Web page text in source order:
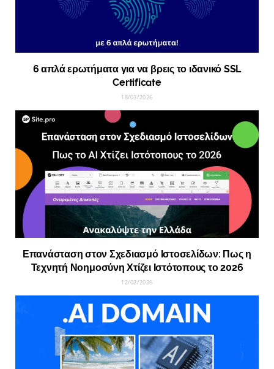
6 απλά ερωτήματα για να βρεις το ιδανικό SSL
Certificate
18/03/2026
Επανάσταση στον Σχεδιασμό Ιστοσελίδων: Πως η
Τεχνητή Νοημοσύνη Χτίζει Ιστότοπους το 2026
12/02/2026